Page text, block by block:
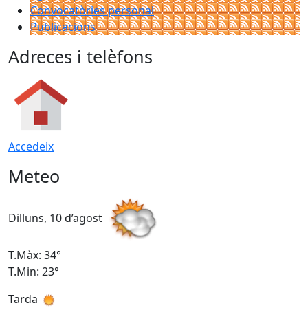
Convocatòries personal
Publicacions
Adreces i telèfons
Accedeix
Meteo
Dilluns, 10 d’agost
T.Màx: 34°
T.Min: 23°
Tarda